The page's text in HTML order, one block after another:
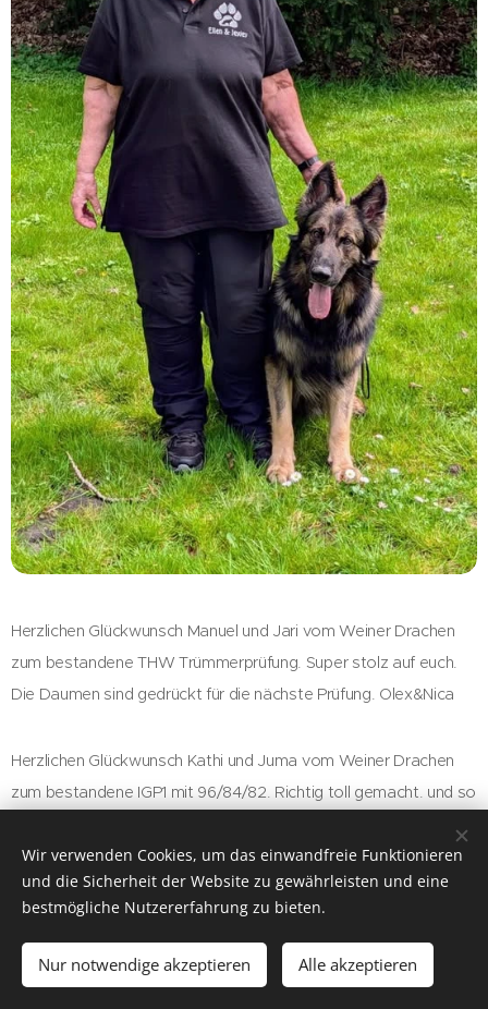
Herzlichen Glückwunsch Manuel und Jari vom Weiner Drachen
zum bestandene THW Trümmerprüfung. Super stolz auf euch.
Die Daumen sind gedrückt für die nächste Prüfung. Olex&Nica
Herzlichen Glückwunsch Kathi und Juma vom Weiner Drachen
zum bestandene IGP1 mit 96/84/82. Richtig toll gemacht. und so
zusammen. Olex&Nica
Herzlichen Glückwunsch zum 5. Platz auf der LM Sachsen mit
100-84-84 und Qualifikation für die SGSV Meisterschaft. Jens
Uwe und Joe vom Weiner Drachen Toll gemacht. Olex&Nica
Wir verwenden Cookies, um das einwandfreie Funktionieren
und die Sicherheit der Website zu gewährleisten und eine
bestmögliche Nutzererfahrung zu bieten.
Nur notwendige akzeptieren Alle akzeptieren